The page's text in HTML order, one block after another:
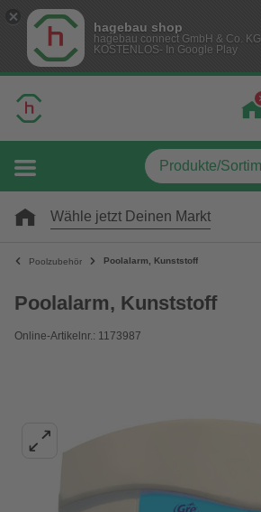
hagebau shop
hagebau connect GmbH & Co. KG
KOSTENLOS- In Google Play
Wähle jetzt Deinen Markt
Poolzubehör Poolalarm, Kunststoff
Poolalarm, Kunststoff
Online-Artikelnr.: 1173987